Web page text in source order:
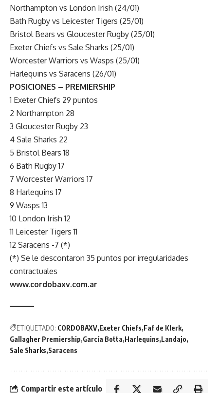
Northampton vs London Irish (24/01)
Bath Rugby vs Leicester Tigers (25/01)
Bristol Bears vs Gloucester Rugby (25/01)
Exeter Chiefs vs Sale Sharks (25/01)
Worcester Warriors vs Wasps (25/01)
Harlequins vs Saracens (26/01)
POSICIONES – PREMIERSHIP
1 Exeter Chiefs 29 puntos
2 Northampton 28
3 Gloucester Rugby 23
4 Sale Sharks 22
5 Bristol Bears 18
6 Bath Rugby 17
7 Worcester Warriors 17
8 Harlequins 17
9 Wasps 13
10 London Irish 12
11 Leicester Tigers 11
12 Saracens -7 (*)
(*) Se le descontaron 35 puntos por irregularidades
contractuales
www.cordobaxv.com.ar
ETIQUETADO: CORDOBAXV Exeter Chiefs Faf de Klerk
Gallagher Premiership García Botta Harlequins Landajo
Sale Sharks Saracens
Compartir este artículo